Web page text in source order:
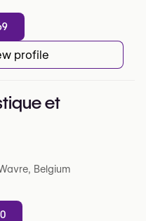
profile
et
Belgium